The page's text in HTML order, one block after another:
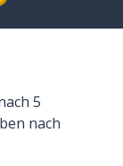
5
nach